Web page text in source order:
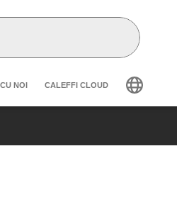
NOI CALEFFI CLOUD